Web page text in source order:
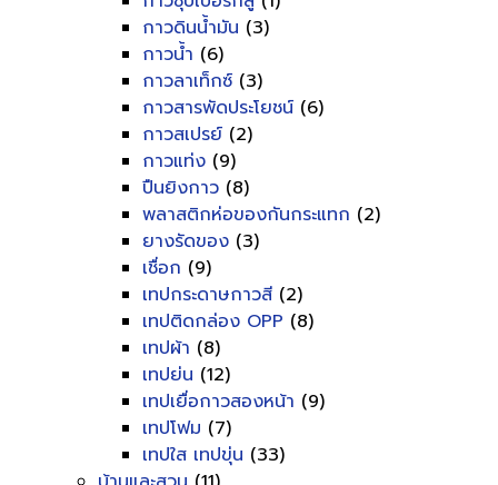
กาวดินน้ำมัน (3)
กาวน้ำ (6)
กาวลาเท็กซ์ (3)
กาวสารพัดประโยชน์ (6)
กาวสเปรย์ (2)
กาวแท่ง (9)
ปืนยิงกาว (8)
พลาสติกห่อของกันกระแทก (2)
ยางรัดของ (3)
เชื่อก (9)
เทปกระดาษกาวสี (2)
เทปติดกล่อง OPP (8)
เทปผ้า (8)
เทปย่น (12)
เทปเยื่อกาวสองหน้า (9)
เทปโฟม (7)
เทปใส เทปขุ่น (33)